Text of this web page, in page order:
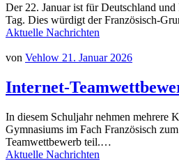
Der 22. Januar ist für Deutschland und
Tag. Dies würdigt der Französisch-
Aktuelle Nachrichten
von Vehlow 21. Januar 2026
Internet-
In diesem Schuljahr nehmen mehrere
Gymnasiums im Fach Französisch
Teamwettbewerb teil.…
Aktuelle Nachrichten